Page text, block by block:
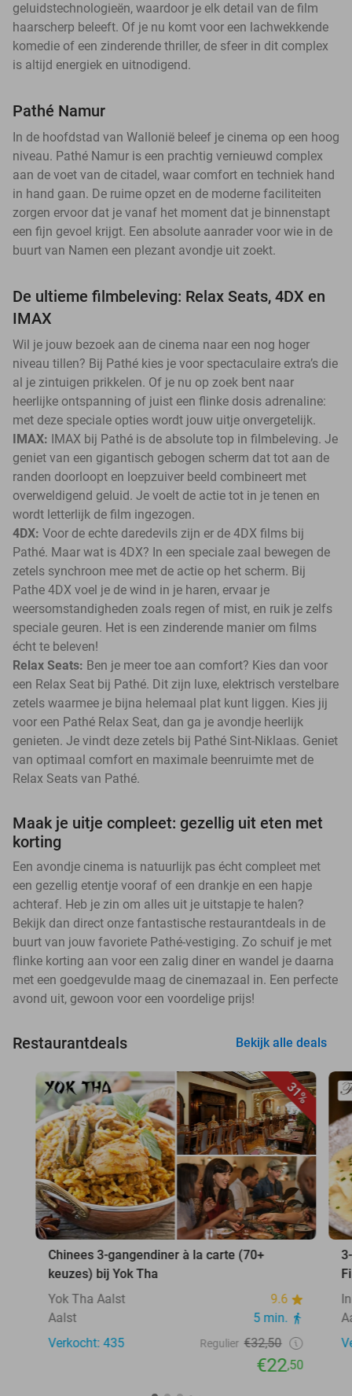
geluidstechnologieën, waardoor je elk detail van de film
haarscherp beleeft. Of je nu komt voor een lachwekkende
komedie of een zinderende thriller, de sfeer in dit complex
is altijd energiek en uitnodigend.
Pathé Namur
In de hoofdstad van Wallonië beleef je cinema op een hoog
niveau. Pathé Namur is een prachtig vernieuwd complex
aan de voet van de citadel, waar comfort en techniek hand
in hand gaan. De ruime opzet en de moderne faciliteiten
zorgen ervoor dat je vanaf het moment dat je binnenstapt
een fijn gevoel krijgt. Een absolute aanrader voor wie in de
buurt van Namen een plezant avondje uit zoekt.
De ultieme filmbeleving: Relax Seats, 4DX en
IMAX
Wil je jouw bezoek aan de cinema naar een nog hoger
niveau tillen? Bij Pathé kies je voor spectaculaire extra’s die
al je zintuigen prikkelen. Of je nu op zoek bent naar
heerlijke ontspanning of juist een flinke dosis adrenaline:
met deze speciale opties wordt jouw uitje onvergetelijk.
IMAX: IMAX bij Pathé is de absolute top in filmbeleving. Je
geniet van een gigantisch gebogen scherm dat tot aan de
randen doorloopt en loepzuiver beeld combineert met
overweldigend geluid. Je voelt de actie tot in je tenen en
wordt letterlijk de film ingezogen.
4DX: Voor de echte daredevils zijn er de 4DX films bij
Pathé. Maar wat is 4DX? In een speciale zaal bewegen de
zetels synchroon mee met de actie op het scherm. Bij
Pathe 4DX voel je de wind in je haren, ervaar je
weersomstandigheden zoals regen of mist, en ruik je zelfs
speciale geuren. Het is een zinderende manier om films
écht te beleven!
Relax Seats: Ben je meer toe aan comfort? Kies dan voor
een Relax Seat bij Pathé. Dit zijn luxe, elektrisch verstelbare
zetels waarmee je bijna helemaal plat kunt liggen. Kies jij
voor een Pathé Relax Seat, dan ga je avondje heerlijk
genieten. Je vindt deze zetels bij Pathé Sint-Niklaas. Geniet
van optimaal comfort en maximale beenruimte met de
Relax Seats van Pathé.
Maak je uitje compleet: gezellig uit eten met
korting
Een avondje cinema is natuurlijk pas écht compleet met
een gezellig etentje vooraf of een drankje en een hapje
achteraf. Heb je zin om alles uit je uitstapje te halen?
Bekijk dan direct onze fantastische restaurantdeals in de
buurt van jouw favoriete Pathé-vestiging. Zo schuif je met
flinke korting aan voor een zalig diner en wandel je daarna
met een goedgevulde maag de cinemazaal in. Een perfecte
avond uit, gewoon voor een voordelige prijs!
Restaurantdeals Bekijk alle deals
31%
Chinees 3-gangendiner à la carte (70+
keuzes) bij Yok Tha
Yok Tha Aalst
9.6
Aalst
5 min.
Verkocht: 435
Regulier €32,50
€22,50